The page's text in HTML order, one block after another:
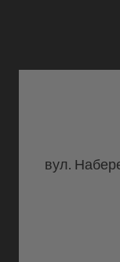
вул.